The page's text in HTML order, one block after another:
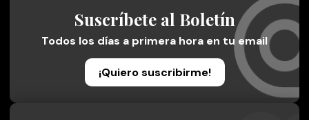
Suscríbete al Boletín
Todos los días a primera hora en tu email
¡Quiero suscribirme!